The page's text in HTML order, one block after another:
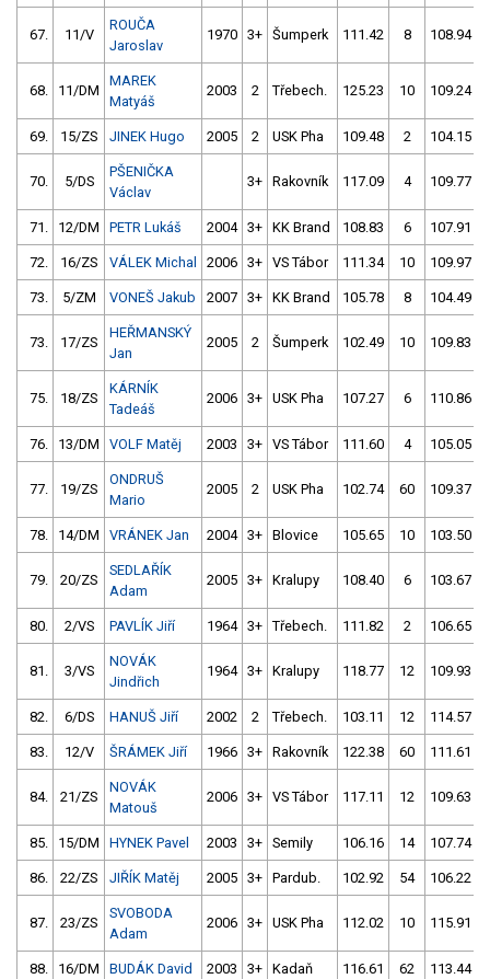
67. 11/V
ROUČA
Jaroslav
1970 3+ Šumperk 111.42 8 108.94
68. 11/DM
MAREK
Matyáš
2003 2 Třebech. 125.23 10 109.24
69. 15/ZS JINEK Hugo 2005 2 USK Pha 109.48 2 104.15
70. 5/DS
PŠENIČKA
Václav
3+ Rakovník 117.09 4 109.77
71. 12/DM PETR Lukáš 2004 3+ KK Brand 108.83 6 107.91
72. 16/ZS VÁLEK Michal 2006 3+ VS Tábor 111.34 10 109.97
73. 5/ZM VONEŠ Jakub 2007 3+ KK Brand 105.78 8 104.49
73. 17/ZS
HEŘMANSKÝ
Jan
2005 2 Šumperk 102.49 10 109.83
75. 18/ZS
KÁRNÍK
Tadeáš
2006 3+ USK Pha 107.27 6 110.86
76. 13/DM VOLF Matěj 2003 3+ VS Tábor 111.60 4 105.05
77. 19/ZS
ONDRUŠ
Mario
2005 2 USK Pha 102.74 60 109.37
78. 14/DM VRÁNEK Jan 2004 3+ Blovice 105.65 10 103.50
79. 20/ZS
SEDLAŘÍK
Adam
2005 3+ Kralupy 108.40 6 103.67
80. 2/VS PAVLÍK Jiří 1964 3+ Třebech. 111.82 2 106.65
81. 3/VS
NOVÁK
Jindřich
1964 3+ Kralupy 118.77 12 109.93
82. 6/DS HANUŠ Jiří 2002 2 Třebech. 103.11 12 114.57
83. 12/V ŠRÁMEK Jiří 1966 3+ Rakovník 122.38 60 111.61
84. 21/ZS
NOVÁK
Matouš
2006 3+ VS Tábor 117.11 12 109.63
85. 15/DM HYNEK Pavel 2003 3+ Semily 106.16 14 107.74
86. 22/ZS JIŘÍK Matěj 2005 3+ Pardub. 102.92 54 106.22
87. 23/ZS
SVOBODA
Adam
2006 3+ USK Pha 112.02 10 115.91
88. 16/DM BUDÁK David 2003 3+ Kadaň 116.61 62 113.44